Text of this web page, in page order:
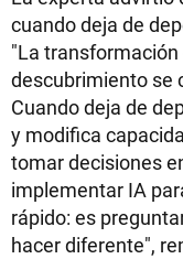
cuando deja de
"La
descubrimiento se
Cuando deja de
y modifica
tomar decisiones
implementar IA
rápido: es
hacer diferente",